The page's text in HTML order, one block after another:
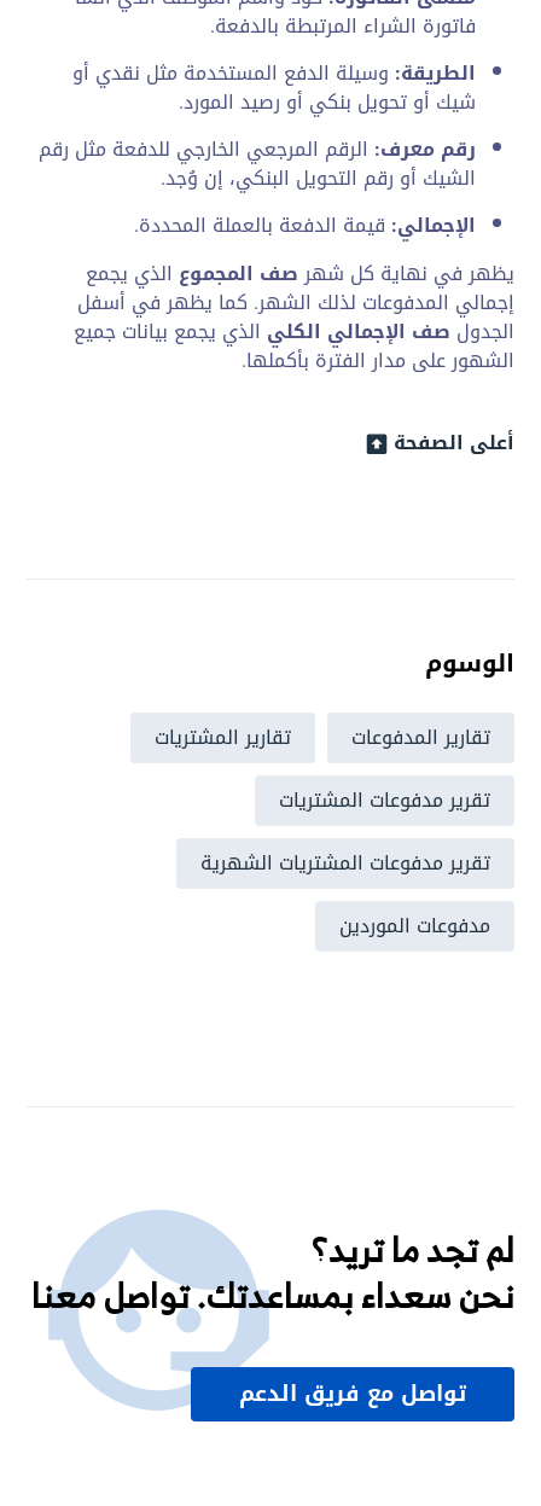
فاتورة الشراء المرتبطة بالدفعة.
الطريقة: وسيلة الدفع المستخدمة مثل نقدي أو
شيك أو تحويل بنكي أو رصيد المورد.
رقم معرف: الرقم المرجعي الخارجي للدفعة مثل رقم
الشيك أو رقم التحويل البنكي، إن وُجد.
الإجمالي: قيمة الدفعة بالعملة المحددة.
يظهر في نهاية كل شهرصف المجموع الذي يجمع
إجمالي المدفوعات لذلك الشهر. كما يظهر في أسفل
الجدول صف الإجمالي الكلي الذي يجمع بيانات جميع
الشهور على مدار الفترة بأكملها.
أعلى الصفحة
الوسوم
تقارير المدفوعات
تقارير المشتريات
تقرير مدفوعات المشتريات
تقرير مدفوعات المشتريات الشهرية
مدفوعات الموردين
لم تجد ما تريد؟
نحن سعداء بمساعدتك. تواصل معنا
تواصل مع فريق الدعم